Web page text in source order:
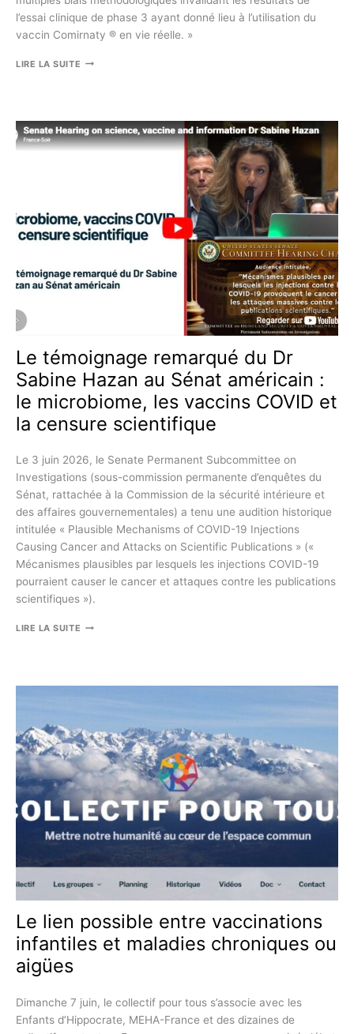
l’essai clinique de phase 3 ayant donné lieu à l’utilisation du
vaccin Comirnaty ® en vie réelle. »
LIRE LA SUITE «
MÉTHODOLOGIQUES
MISES
LES
ESSAIS
DANS
LE
VACCIN
ARN-
MESSAGER
CONTRE
LA
19
EN
REGARD
DES
BONNES
PRATIQUES
CLINIQUES »
Le témoignage remarqué du Dr
Sabine Hazan au Sénat américain :
le microbiome, les vaccins COVID et
la censure scientifique
Le 3 juin 2026, le Senate Permanent Subcommittee on
Investigations (sous-commission permanente d’enquêtes du
Sénat, rattachée à la Commission de la sécurité intérieure et
des affaires gouvernementales) a tenu une audition historique
intitulée « Plausible Mechanisms of COVID-19 Injections
Causing Cancer and Attacks on Scientific Publications » («
Mécanismes plausibles par lesquels les injections COVID-19
pourraient causer le cancer et attaques contre les publications
scientifiques »).
LIRE LA SUITE LE
HAZAN
AU
SÉNAT
AMÉRICAIN
:
LE
MICROBIOME,
VACCINS
COVID
LA
CENSURE
Le lien possible entre vaccinations
infantiles et maladies chroniques ou
aigües
Dimanche 7 juin, le collectif pour tous s’associe avec les
Enfants d’Hippocrate, MEHA-France et des dizaines de